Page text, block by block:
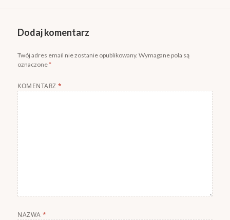
Dodaj komentarz
Twój adres email nie zostanie opublikowany. Wymagane pola są
oznaczone*
KOMENTARZ*
NAZWA*